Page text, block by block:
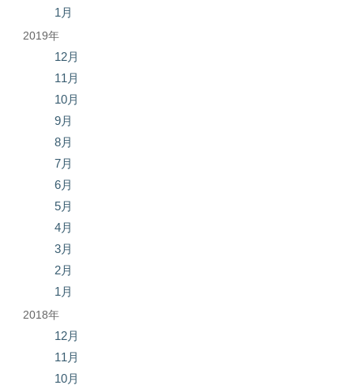
1月
2019年
12月
11月
10月
9月
8月
7月
6月
5月
4月
3月
2月
1月
2018年
12月
11月
10月